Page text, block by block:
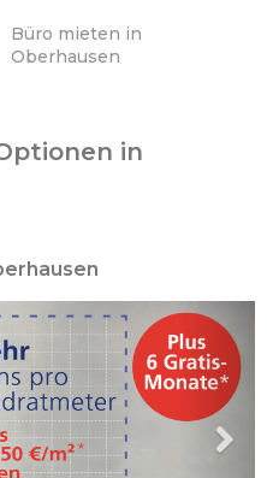
Büro mieten in
Oberhausen
in